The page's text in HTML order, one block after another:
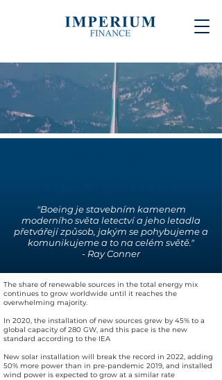
"Boeing je stavebním kamenem
moderního světa letectví a jeho letadla
přetvářejí způsob, jakým se pohybujeme a
komunikujeme a to na celém světě."
- Ray Conner
The share of renewable sources in the total energy mix
continues to grow worldwide until it reaches the
overwhelming majority.
In 2020, the installation of new sources grew by 45% to a
global capacity of 280 GW, and this pace is the new
standard according to the IEA
New solar installation will break the record in 2022, adding
50% more power than in pre-pandemic 2019, and installed
wind power is expected to grow at a similar rate